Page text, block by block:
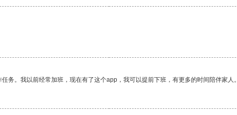
务。我以前经常加班，现在有了这个app，我可以提前下班，有更多的时间陪伴家人。